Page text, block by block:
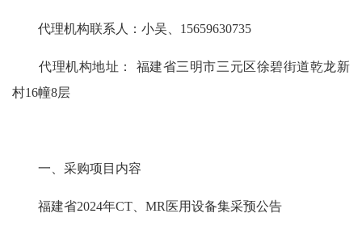
代理机构联系人：小吴、15659630735
代理机构地址： 福建省三明市三元区徐碧街道乾龙新
村16幢8层
一、采购项目内容
福建省2024年CT、MR医用设备集采预公告